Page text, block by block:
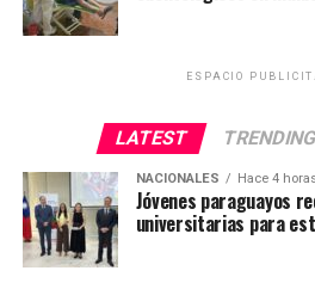
ESPACIO
LATEST TRENDING
NACIONALES Hace 4
Jóvenes paraguayos
universitarias para